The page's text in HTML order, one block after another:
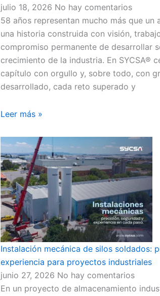
julio 18, 2026 No hay comentarios
58 años representan mucho más que un
una historia construida con visión,
compromiso permanente de desarrollar
crecimiento de la industria. En SYCSA®
capítulo con orgullo y, sobre todo, con
desarrollado, cada reto superado y
Leer más »
Instalación mecánica de silos soldados:
experiencia para proyectos industriales
junio 27, 2026 No hay comentarios
En un proyecto de almacenamiento